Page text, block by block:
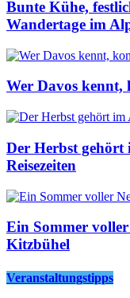
Bunte Kühe,
Wandertage im
Wer Davos
Der Herbst gehört
Reisezeiten
Ein Sommer
Kitzbühel
Veranstaltungstipps